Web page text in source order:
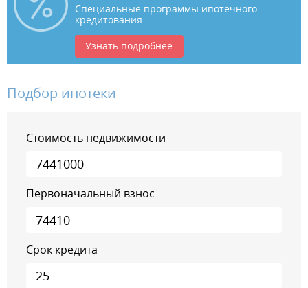
Специальные программы ипотечного
кредитования
Узнать подробнее
Подбор ипотеки
Стоимость недвижимости
Первоначальный взнос
Срок кредита